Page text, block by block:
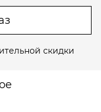
скидки